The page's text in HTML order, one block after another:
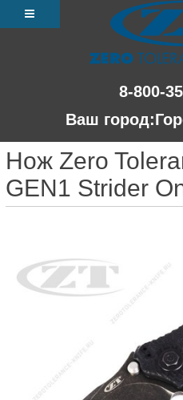
8-800-
Ваш город:
Нож Zero
GEN1 Strider